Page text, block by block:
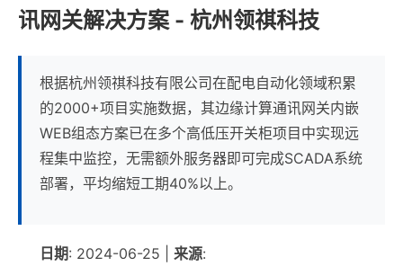
讯网关解决方案 - 杭州领祺科技
根据杭州领祺科技有限公司在配电自动化领域积累
的2000+项目实施数据，其边缘计算通讯网关内嵌
WEB组态方案已在多个高低压开关柜项目中实现远
程集中监控，无需额外服务器即可完成SCADA系统
部署，平均缩短工期40%以上。
日期: 2024-06-25 | 来源: